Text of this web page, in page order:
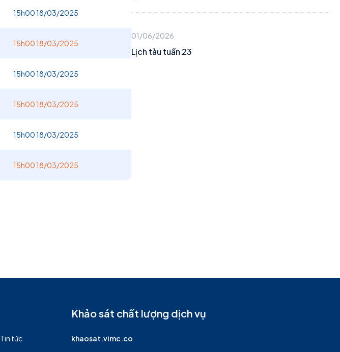
15h00 18/03/2025
15h00 18/03/2025
15h00 18/03/2025
15h00 18/03/2025
15h00 18/03/2025
15h00 18/03/2025
01/06/2026
Lịch tàu tuần 23
Tin tức
Khảo sát chất lượng dịch vụ
khaosat.vimc.co